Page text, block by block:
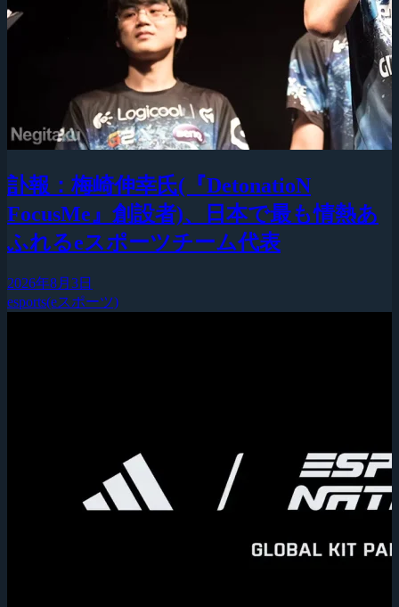
訃報：梅崎伸幸氏(『DetonatioN
FocusMe』創設者)、日本で最も情熱あ
ふれるeスポーツチーム代表
2026年8月3日
esports(eスポーツ)